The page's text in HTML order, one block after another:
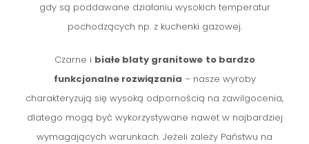
gdy są poddawane działaniu wysokich temperatur
pochodzących np. z kuchenki gazowej.
Czarne i białe blaty granitowe to bardzo
funkcjonalne rozwiązania – nasze wyroby
charakteryzują się wysoką odpornością na zawilgocenia,
dlatego mogą być wykorzystywane nawet w najbardziej
wymagających warunkach. Jeżeli zależy Państwu na